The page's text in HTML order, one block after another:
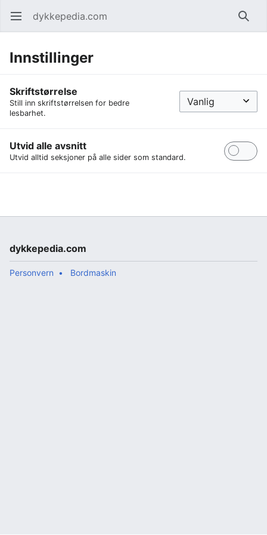
Åpne hovedmenyen dykkepedia.com Søk
Innstillinger
Skriftstørrelse
Still inn skriftstørrelsen for bedre
lesbarhet.
Utvid alle avsnitt
Utvid alltid seksjoner på alle sider som standard.
dykkepedia.com
Personvern Bordmaskin